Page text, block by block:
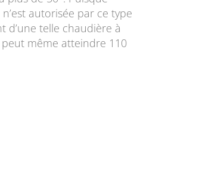
autorisée par ce type
d’une telle chaudière à
même atteindre 110